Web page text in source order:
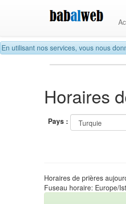
En utilisant nos services, vous nous
Horaires
Pays :
Horaires de prières
Fuseau horaire: Europe/